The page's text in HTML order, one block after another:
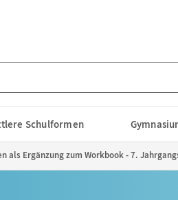
Schulformen
als Ergänzung zum Workbook - 7.